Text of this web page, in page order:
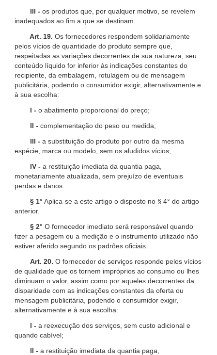
III - os produtos que, por qualquer motivo, se revelem
inadequados ao fim a que se destinam.
Art. 19. Os fornecedores respondem solidariamente
pelos vícios de quantidade do produto sempre que,
respeitadas as variações decorrentes de sua natureza, seu
conteúdo líquido for inferior às indicações constantes do
recipiente, da embalagem, rotulagem ou de mensagem
publicitária, podendo o consumidor exigir, alternativamente e
à sua escolha:
I - o abatimento proporcional do preço;
II - complementação do peso ou medida;
III - a substituição do produto por outro da mesma
espécie, marca ou modelo, sem os aludidos vícios;
IV - a restituição imediata da quantia paga,
monetariamente atualizada, sem prejuízo de eventuais
perdas e danos.
§ 1° Aplica-se a este artigo o disposto no § 4° do artigo
anterior.
§ 2° O fornecedor imediato será responsável quando
fizer a pesagem ou a medição e o instrumento utilizado não
estiver aferido segundo os padrões oficiais.
Art. 20. O fornecedor de serviços responde pelos vícios
de qualidade que os tornem impróprios ao consumo ou lhes
diminuam o valor, assim como por aqueles decorrentes da
disparidade com as indicações constantes da oferta ou
mensagem publicitária, podendo o consumidor exigir,
alternativamente e à sua escolha:
I - a reexecução dos serviços, sem custo adicional e
quando cabível;
II - a restituição imediata da quantia paga,